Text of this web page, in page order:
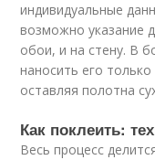
индивидуальные
возможно указание
обои, и на стену. В
наносить его
оставляя полотна
Как поклеить:
Весь процесс